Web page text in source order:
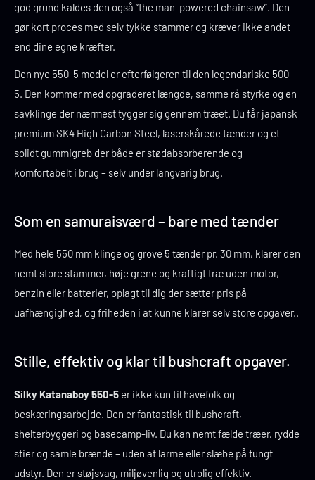
god grund kaldes den også “the man-powered chainsaw”. Den
gør kort proces med selv tykke stammer og kræver ikke andet
end dine egne kræfter.
Den nye 550-5 model er efterfølgeren til den legendariske 500-
5. Den kommer med opgraderet længde, samme rå styrke og en
savklinge der nærmest tygger sig gennem træet. Du får japansk
premium SK4 High Carbon Steel, laserskårede tænder og et
solidt gummigreb der både er stødabsorberende og
komfortabelt i brug – selv under langvarig brug.
Som en samuraisværd – bare med tænder
Med hele 550 mm klinge og grove 5 tænder pr. 30 mm, klarer den
nemt store stammer, høje grene og kraftigt træ uden motor,
benzin eller batterier, oplagt til dig der sætter pris på
uafhængighed, og friheden i at kunne klarer selv store opgaver..
Stille, effektiv og klar til bushcraft opgaver.
Silky Katanaboy 550-5 er ikke kun til havefolk og
beskæringsarbejde. Den er fantastisk til bushcraft,
shelterbyggeri og basecamp-liv. Du kan nemt fælde træer, rydde
stier og samle brænde – uden at larme eller slæbe på tungt
udstyr. Den er støjsvag, miljøvenlig og utrolig effektiv.